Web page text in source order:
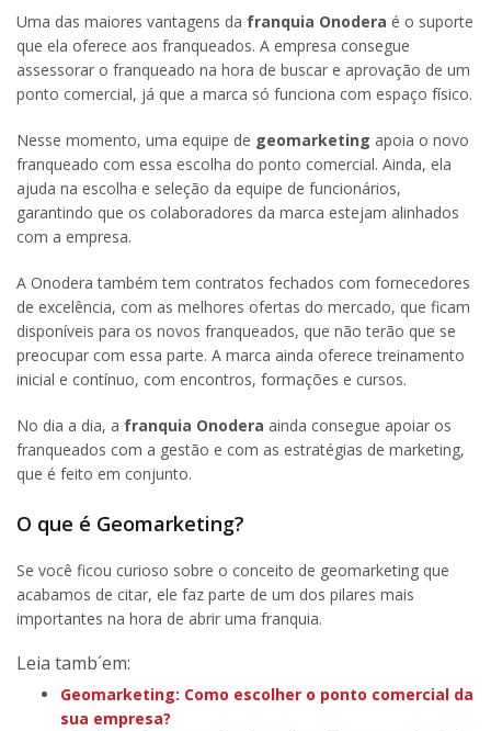
Uma das maiores vantagens da franquia Onodera é o suporte
que ela oferece aos franqueados. A empresa consegue
assessorar o franqueado na hora de buscar e aprovação de um
ponto comercial, já que a marca só funciona com espaço físico.
Nesse momento, uma equipe de geomarketing apoia o novo
franqueado com essa escolha do ponto comercial. Ainda, ela
ajuda na escolha e seleção da equipe de funcionários,
garantindo que os colaboradores da marca estejam alinhados
com a empresa.
A Onodera também tem contratos fechados com fornecedores
de excelência, com as melhores ofertas do mercado, que ficam
disponíveis para os novos franqueados, que não terão que se
preocupar com essa parte. A marca ainda oferece treinamento
inicial e contínuo, com encontros, formações e cursos.
No dia a dia, a franquia Onodera ainda consegue apoiar os
franqueados com a gestão e com as estratégias de marketing,
que é feito em conjunto.
O que é Geomarketing?
Se você ficou curioso sobre o conceito de geomarketing que
acabamos de citar, ele faz parte de um dos pilares mais
importantes na hora de abrir uma franquia.
Leia tamb´em:
Geomarketing: Como escolher o ponto comercial da
sua empresa?